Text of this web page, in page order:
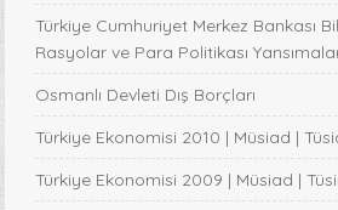
Türkiye Cumhuriyet Merkez Bankası
Rasyolar ve Para Politikası
Osmanlı Devleti Dış Borçları
Türkiye Ekonomisi 2010 | Müsiad |
Türkiye Ekonomisi 2009 | Müsiad |